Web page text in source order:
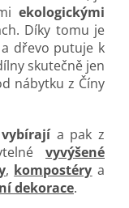
ekologickými
Díky tomu je
a dřevo putuje k
skutečně jen
nábytku z Číny
a pak z
vyvýšené
, kompostéry a
dekorace.